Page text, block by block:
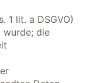
1 lit. a DSGVO)
wurde; die